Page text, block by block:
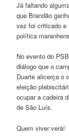
Já faltando
que Brandão
vez foi criticado e
política
No evento do
diálogo que o
Duarte alicerça o
eleição
ocupar a cadeira
de São Luís.
Quem viver verá!